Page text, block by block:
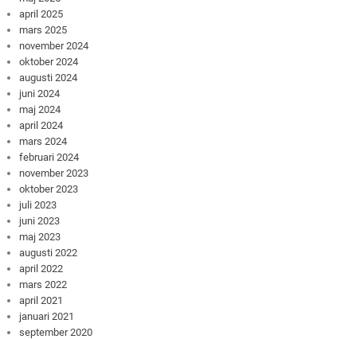
april 2025
mars 2025
november 2024
oktober 2024
augusti 2024
juni 2024
maj 2024
april 2024
mars 2024
februari 2024
november 2023
oktober 2023
juli 2023
juni 2023
maj 2023
augusti 2022
april 2022
mars 2022
april 2021
januari 2021
september 2020